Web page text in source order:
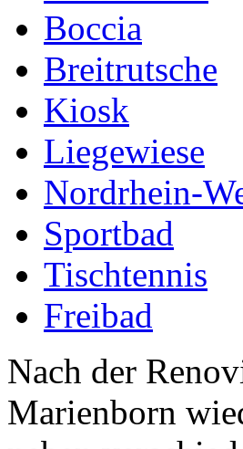
Boccia
Breitrutsche
Kiosk
Liegewiese
Nordrhein-
Sportbad
Tischtennis
Freibad
Nach der
Marienborn